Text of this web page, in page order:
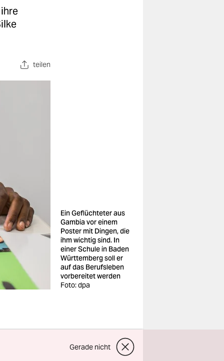
teilen
Ein Geflüchteter aus
Gambia vor einem
Poster mit Dingen, die
ihm wichtig sind. In
einer Schule in Baden
Württemberg soll er
auf das Berufsleben
vorbereitet werden
Foto: dpa
Gerade nicht